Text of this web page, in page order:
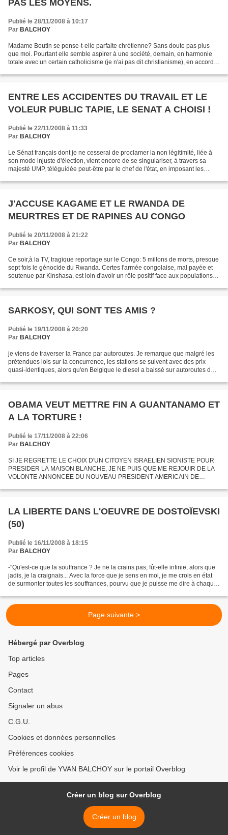
PAS LES MOYENS.
Publié le 28/11/2008 à 10:17
Par BALCHOY
Madame Boutin se pense-t-elle parfaite chrétienne? Sans doute pas plus
que moi. Pourtant elle semble aspirer à une société, demain, en harmonie
totale avec un certain catholicisme (je n'ai pas dit christianisme), en accord
ENTRE LES ACCIDENTES DU TRAVAIL ET LE
VOLEUR PUBLIC TAPIE, LE SENAT A CHOISI !
Publié le 22/11/2008 à 11:33
Par BALCHOY
Le Sénat français dont je ne cesserai de proclamer la non légitimité, liée à
son mode injuste d'élection, vient encore de se singulariser, à travers sa
majesté UMP, téléguidée peut-être par le chef de l'état, en imposant les
J'ACCUSE KAGAME ET LE RWANDA DE
MEURTRES ET DE RAPINES AU CONGO
Publié le 20/11/2008 à 21:22
Par BALCHOY
Ce soir,à la TV, tragique reportage sur le Congo: 5 millons de morts, presque
sept fois le génocide du Rwanda. Certes l'armée congolaise, mal payée et
soutenue par Kinshasa, est loin d'avoir un rôle positif face aux populations
SARKOSY, QUI SONT TES AMIS ?
Publié le 19/11/2008 à 20:20
Par BALCHOY
je viens de traverser la France par autoroutes. Je remarque que malgré les
prétendues lois sur la concurrence, les stations se suivent avec des prix
quasi-identiques, alors qu'en Belgique le diesel a baissé sur autoroutes de
OBAMA VEUT METTRE FIN A GUANTANAMO ET
A LA TORTURE !
Publié le 17/11/2008 à 22:06
Par BALCHOY
SI JE REGRETTE LE CHOIX D'UN CITOYEN ISRAELIEN SIONISTE POUR
PRESIDER LA MAISON BLANCHE, JE NE PUIS QUE ME REJOUIR DE LA
VOLONTE ANNONCEE DU NOUVEAU PRESIDENT AMERICAIN DE
DE TORTURE, DONT ACTE...
LA LIBERTE DANS L'OEUVRE DE DOSTOÏEVSKI
(50)
Publié le 16/11/2008 à 18:15
Par BALCHOY
-"Qu'est-ce que la souffrance ? Je ne la crains pas, fût-elle infinie, alors que
jadis, je la craignais... Avec la force que je sens en moi, je me crois en état
de surmonter toutes les souffrances, pourvu que je puisse me dire à chaque
Page suivante >
Hébergé par Overblog
Top articles
Pages
Contact
Signaler un abus
C.G.U.
Cookies et données personnelles
Préférences cookies
Voir le profil de YVAN BALCHOY sur le portail Overblog
Créer un blog sur Overblog
Créer un blog